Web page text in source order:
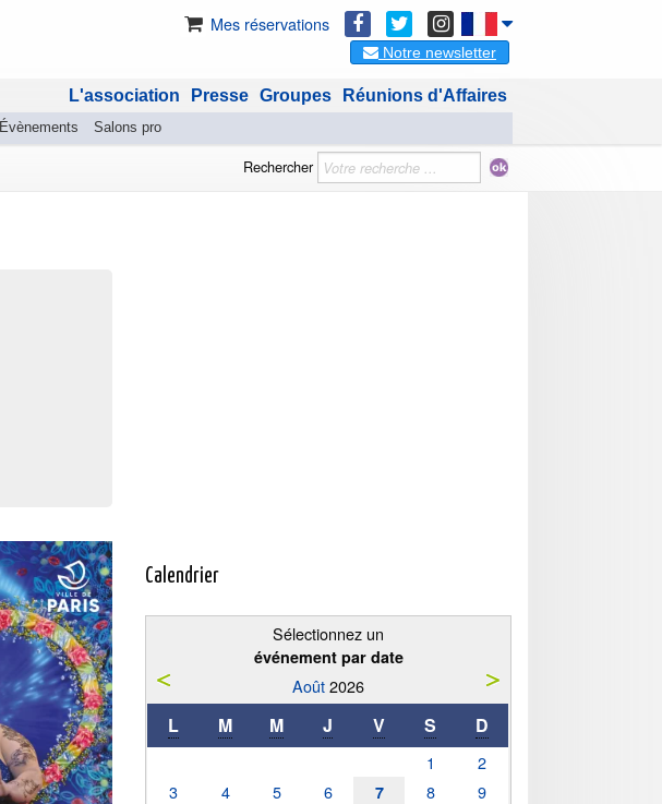
Mes réservations
Notre newsletter
Évènements Salons pro
Réunions d'Affaires
Groupes
Presse
L'association
Rechercher
Calendrier
Sélectionnez un
événement par date
Août2026
L M M J V S D
1
2
3
4 5 6 7 8
9